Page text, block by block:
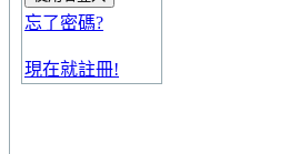
忘了密碼?
現在就註冊!